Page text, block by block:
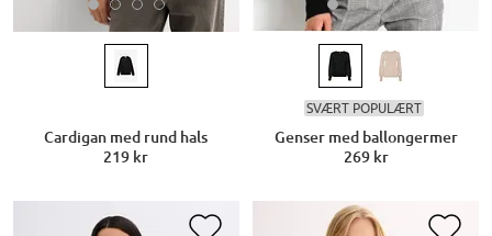
Cardigan med rund hals
219 kr
SVÆRT POPULÆRT
Genser med ballongermer
269 kr